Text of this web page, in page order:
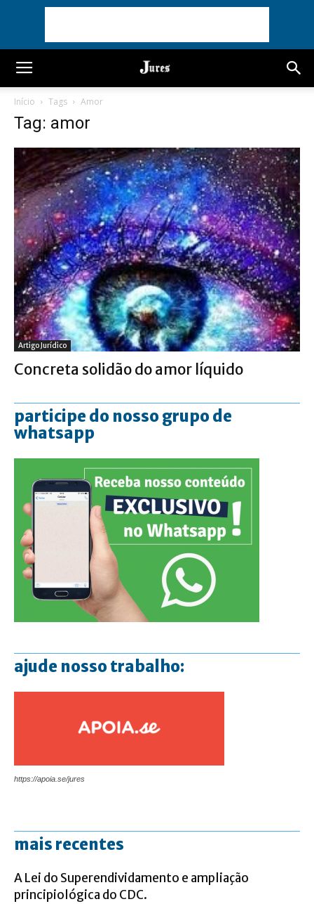
Início Tags Amor
Tag: amor
Artigo Jurídico
Concreta solidão do amor líquido
participe do nosso grupo de
whatsapp
ajude nosso trabalho:
https://apoia.se/jures
mais recentes
A Lei do Superendividamento e ampliação
principiológica do CDC.